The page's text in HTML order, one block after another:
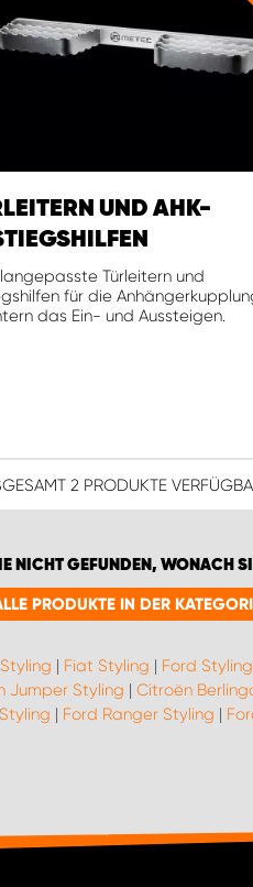
UND AHK-
Türleitern und
für die
das Ein- und Aussteigen.
2 PRODUKTE
NICHT GEFUNDEN, WONACH
PRODUKTE IN DER
| Fiat Styling | Ford Styling
Jumper Styling | Citroën
| Ford Ranger Styling |